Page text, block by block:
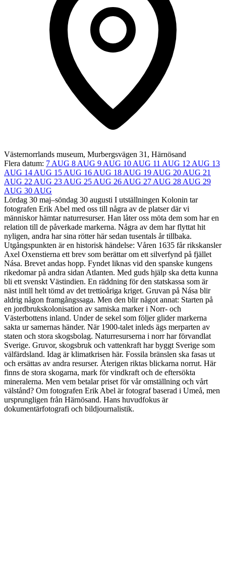
Västernorrlands museum, Murbergsvägen 31, Härnösand
Flera datum: 7 AUG 8 AUG 9 AUG 10 AUG 11 AUG 12 AUG 13
AUG 14 AUG 15 AUG 16 AUG 18 AUG 19 AUG 20 AUG 21
AUG 22 AUG 23 AUG 25 AUG 26 AUG 27 AUG 28 AUG 29
AUG 30 AUG
Lördag 30 maj–söndag 30 augusti I utställningen Kolonin tar
fotografen Erik Abel med oss till några av de platser där vi
människor hämtar naturresurser. Han låter oss möta dem som har en
relation till de påverkade markerna. Några av dem har flyttat hit
nyligen, andra har sina rötter här sedan tusentals år tillbaka.
Utgångspunkten är en historisk händelse: Våren 1635 får rikskansler
Axel Oxenstierna ett brev som berättar om ett silverfynd på fjället
Nása. Brevet andas hopp. Fyndet liknas vid den spanske kungens
rikedomar på andra sidan Atlanten. Med guds hjälp ska detta kunna
bli ett svenskt Västindien. En räddning för den statskassa som är
näst intill helt tömd av det trettioåriga kriget. Gruvan på Nása blir
aldrig någon framgångssaga. Men den blir något annat: Starten på
en jordbrukskolonisation av samiska marker i Norr- och
Västerbottens inland. Under de sekel som följer glider markerna
sakta ur samernas händer. När 1900-talet inleds ägs merparten av
staten och stora skogsbolag. Naturresurserna i norr har förvandlat
Sverige. Gruvor, skogsbruk och vattenkraft har byggt Sverige som
välfärdsland. Idag är klimatkrisen här. Fossila bränslen ska fasas ut
och ersättas av andra resurser. Återigen riktas blickarna norrut. Här
finns de stora skogarna, mark för vindkraft och de eftersökta
mineralerna. Men vem betalar priset för vår omställning och vårt
välstånd? Om fotografen Erik Abel är fotograf baserad i Umeå, men
ursprungligen från Härnösand. Hans huvudfokus är
dokumentärfotografi och bildjournalistik.